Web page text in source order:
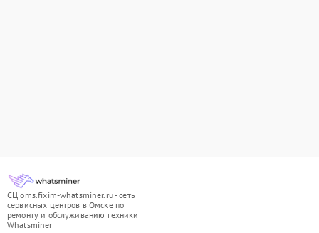
СЦ oms.fixim-whatsminer.ru - сеть
сервисных центров в Омске по
ремонту и обслуживанию техники
Whatsminer